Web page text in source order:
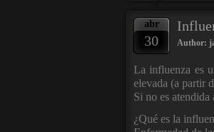
abr
30 Author:
La influenza es
elevada (a partir
Si no es
¿Qué es la